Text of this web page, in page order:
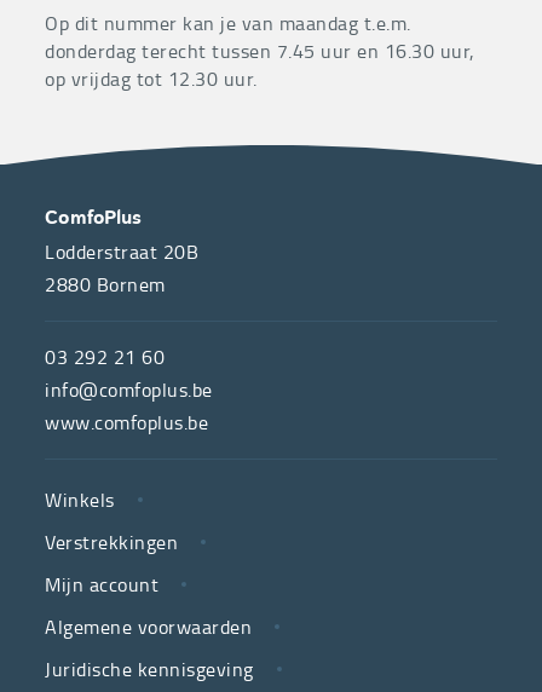
Op dit nummer kan je van maandag t.e.m.
donderdag terecht tussen 7.45 uur en 16.30 uur,
op vrijdag tot 12.30 uur.
OVER
ONS
de
hulpmiddelenwinkel
van
neutrale
ziekenfondsen,
is
partner
in
CONTACT
ComfoPlus
Lodderstraat 20B
2880 Bornem
03 292 21 60
info@comfoplus.be
www.comfoplus.be
LINKS
Winkels
Verstrekkingen
Mijn account
Algemene voorwaarden
Juridische kennisgeving